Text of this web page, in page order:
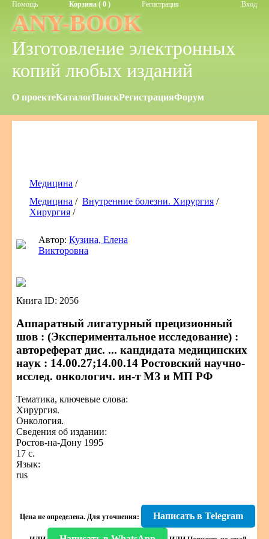
Помощь Корзина ( 0 ) Регистрация Вход
ANY-BOOK
Изготовление электронных
копий любых изданий
О проектеКаталогПоискРегистрацияФорум
Медицина /
Медицина / Внутренние болезни. Хирургия /
Хирургия /
Автор: Кузина, Елена
Викторовна
Книга ID: 2056
Аппаратный лигатурный прецизионный
шов : (Экспериментальное исследование) :
автореферат дис. ... кандидата медицинских
наук : 14.00.27;14.00.14 Ростовский научно-
исслед. онкологич. ин-т МЗ и МП РФ
Тематика, ключевые слова:
Хирургия.
Онкология.
Сведения об издании:
Ростов-на-Дону 1995
17 с.
Язык:
rus
Цена не определена. Для уточнения: Написать в Telegram